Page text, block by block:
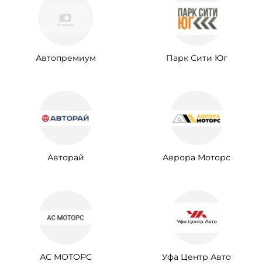
Автопремиум Парк Сити Юг
Авторай Аврора Моторс
АС МОТОРС Уфа Центр Авто